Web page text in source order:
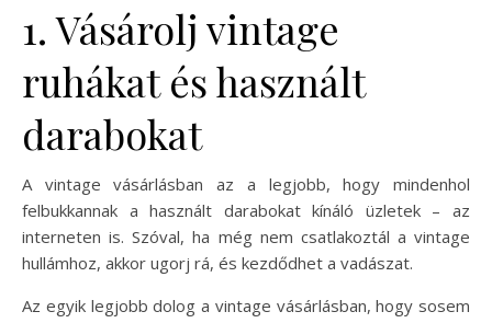
1. Vásárolj vintage
ruhákat és használt
darabokat
A vintage vásárlásban az a legjobb, hogy mindenhol
felbukkannak a használt darabokat kínáló üzletek – az
interneten is. Szóval, ha még nem csatlakoztál a vintage
hullámhoz, akkor ugorj rá, és kezdődhet a vadászat.
Az egyik legjobb dolog a vintage vásárlásban, hogy sosem